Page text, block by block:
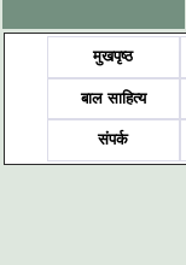
मुखपृष्ठ
बाल साहित्य
संपर्क